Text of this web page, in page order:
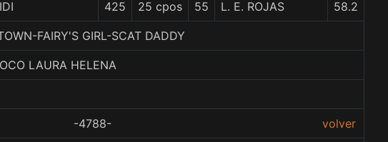
425 25 cpos 55 L. E. ROJAS 58.2
FAIRY'S GIRL-SCAT DADDY
LAURA HELENA
-4788- volver